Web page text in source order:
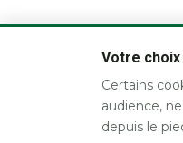
Tous droits
Votre
Certains
audience,
depuis le